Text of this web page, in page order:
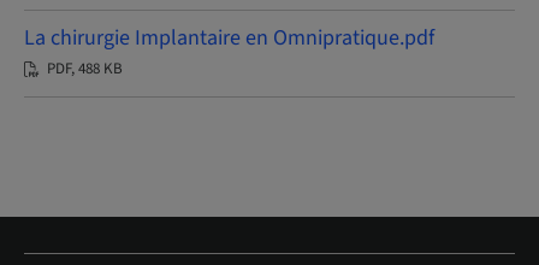
La chirurgie Implantaire en Omnipratique.pdf
PDF, 488 KB